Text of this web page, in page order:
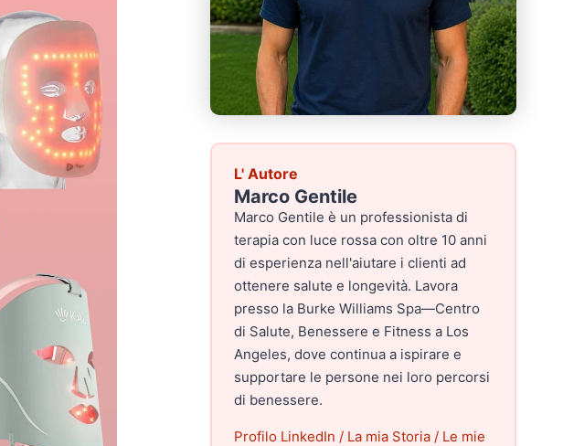
L' Autore
Marco Gentile
Marco Gentile è un professionista di
terapia con luce rossa con oltre 10 anni
di esperienza nell'aiutare i clienti ad
ottenere salute e longevità. Lavora
presso la Burke Williams Spa—Centro
di Salute, Benessere e Fitness a Los
Angeles, dove continua a ispirare e
supportare le persone nei loro percorsi
di benessere.
Profilo LinkedIn / La mia Storia / Le mie